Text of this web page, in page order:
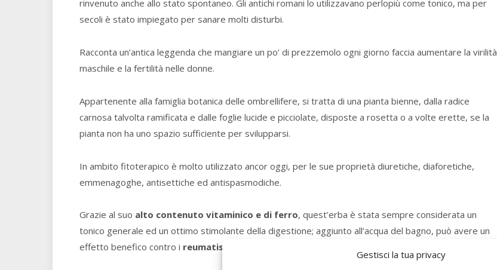
Gestisci la tua privacy
rinvenuto anche allo stato spontaneo. Gli antichi romani lo utilizzavano perlopiù come tonico, ma per
secoli è stato impiegato per sanare molti disturbi.
Racconta un’antica leggenda che mangiare un po’ di prezzemolo ogni giorno faccia aumentare la virilità
maschile e la fertilità nelle donne.
Appartenente alla famiglia botanica delle ombrellifere, si tratta di una pianta bienne, dalla radice
carnosa talvolta ramificata e dalle foglie lucide e picciolate, disposte a rosetta o a volte erette, se la
pianta non ha uno spazio sufficiente per svilupparsi.
In ambito fitoterapico è molto utilizzato ancor oggi, per le sue proprietà diuretiche, diaforetiche,
emmenagoghe, antisettiche ed antispasmodiche.
Grazie al suo alto contenuto vitaminico e di ferro, quest’erba è stata sempre considerata un
tonico generale ed un ottimo stimolante della digestione; aggiunto all’acqua del bagno, può avere un
effetto benefico contro i reumatismi